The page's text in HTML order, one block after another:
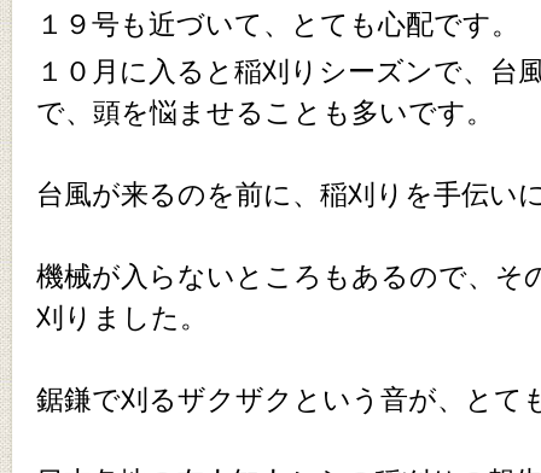
１９号も近づいて、とても心配です。
１０月に入ると稲刈りシーズンで、台
で、頭を悩ませることも多いです。
台風が来るのを前に、稲刈りを手伝い
機械が入らないところもあるので、そ
刈りました。
鋸鎌で刈るザクザクという音が、とて